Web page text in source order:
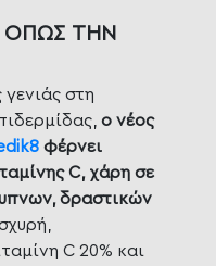
ΟΠΩΣ ΤΗΝ
στη
ο νέος
φέρνει
C, χάρη σε
δραστικών
C 20% και